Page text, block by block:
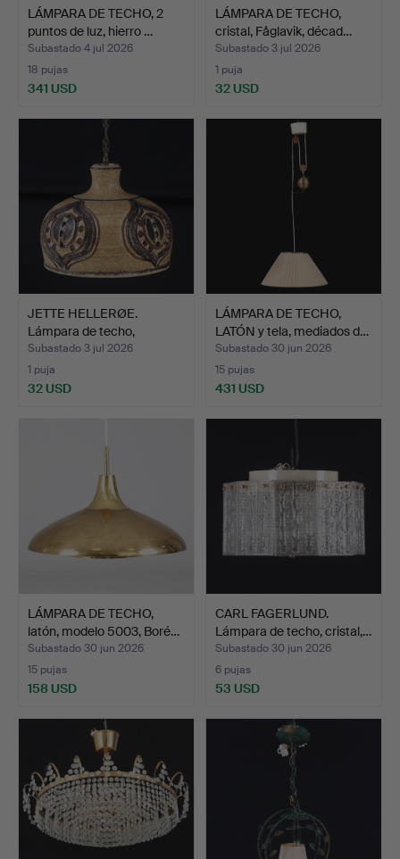
LÁMPARA DE TECHO, 2
puntos de luz, hierro …
Subastado 4 jul 2026
18 pujas
341 USD
LÁMPARA DE TECHO,
cristal, Fåglavik, décad…
Subastado 3 jul 2026
1 puja
32 USD
JETTE HELLERØE.
Lámpara de techo,
cerámica…
Subastado 3 jul 2026
1 puja
32 USD
LÁMPARA DE TECHO,
LATÓN y tela, mediados d…
Subastado 30 jun 2026
15 pujas
431 USD
LÁMPARA DE TECHO,
latón, modelo 5003, Boré…
Subastado 30 jun 2026
15 pujas
158 USD
CARL FAGERLUND.
Lámpara de techo, cristal,…
Subastado 30 jun 2026
6 pujas
53 USD